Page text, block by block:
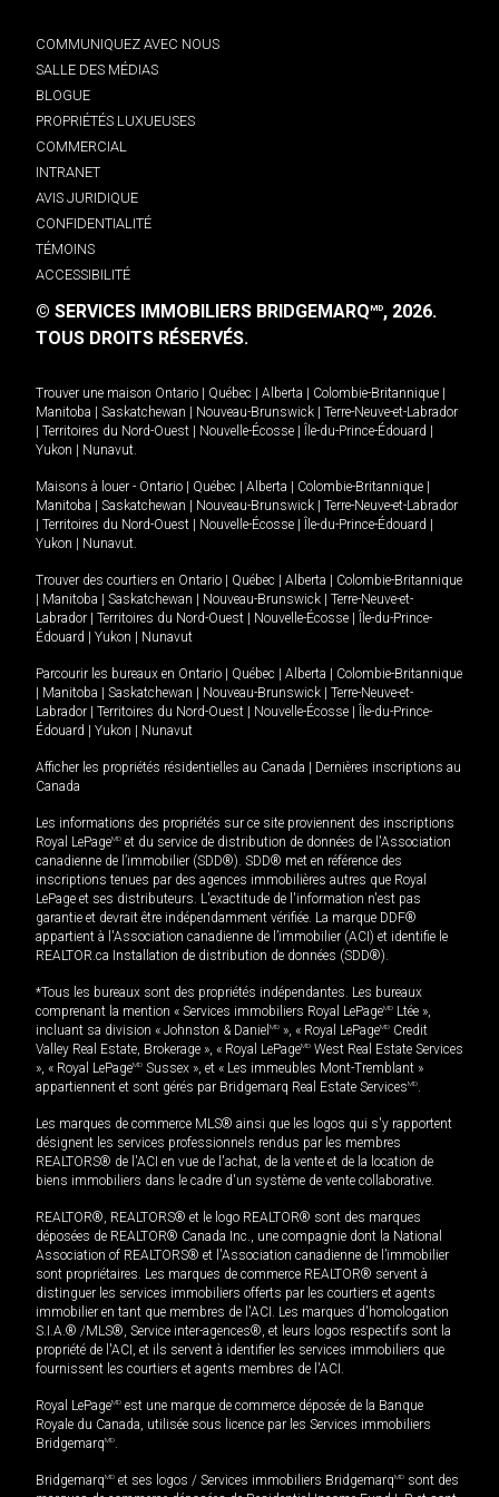
COMMUNIQUEZ AVEC NOUS
SALLE DES MÉDIAS
BLOGUE
PROPRIÉTÉS LUXUEUSES
COMMERCIAL
INTRANET
AVIS JURIDIQUE
CONFIDENTIALITÉ
TÉMOINS
ACCESSIBILITÉ
© SERVICES IMMOBILIERS BRIDGEMARQMD, 2026.
TOUS DROITS RÉSERVÉS.
Trouver une maison Ontario Québec Alberta Colombie-Britannique
Manitoba
Saskatchewan Nouveau-Brunswick
Terre-Neuve-et-Labrador
Territoires du Nord-Ouest Nouvelle-Écosse Île-du-Prince-Édouard
Yukon
Nunavut.
Maisons à louer - Ontario Québec Alberta Colombie-Britannique
Manitoba
Saskatchewan Nouveau-Brunswick
Terre-Neuve-et-Labrador
Territoires du Nord-Ouest Nouvelle-Écosse Île-du-Prince-Édouard
Yukon
Nunavut.
Trouver des courtiers en Ontario Québec Alberta
Colombie-Britannique
Manitoba Saskatchewan Nouveau-Brunswick
Terre-Neuve-et-
Labrador
Territoires du Nord-Ouest Nouvelle-Écosse
Île-du-Prince-
Édouard
Yukon Nunavut
Parcourir les bureaux en Ontario Québec Alberta
Colombie-Britannique
Manitoba Saskatchewan Nouveau-Brunswick
Terre-Neuve-et-
Labrador
Territoires du Nord-Ouest Nouvelle-Écosse
Île-du-Prince-
Édouard
Yukon Nunavut
Afficher les propriétés résidentielles au Canada
Dernières inscriptions au
Canada
Les informations des propriétés sur ce site proviennent des inscriptions
Royal LePageMD et du service de distribution de données de l'Association
canadienne de l’immobilier (SDD®). SDD® met en référence des
inscriptions tenues par des agences immobilières autres que Royal
LePage et ses distributeurs. L'exactitude de l'information n'est pas
garantie et devrait être indépendamment vérifiée. La marque DDF®
appartient à l'Association canadienne de l’immobilier (ACI) et identifie le
REALTOR.ca Installation de distribution de données (SDD®).
*Tous les bureaux sont des propriétés indépendantes. Les bureaux
comprenant la mention « Services immobiliers Royal LePageMD Ltée »,
incluant sa division « Johnston & Daniel MD », « Royal LePageMD Credit
Valley Real Estate, Brokerage », « Royal LePageMD West Real Estate Services
», « Royal LePageMD Sussex », et « Les immeubles Mont-Tremblant »
appartiennent et sont gérés par Bridgemarq Real Estate ServicesMD.
Les marques de commerce MLS® ainsi que les logos qui s'y rapportent
désignent les services professionnels rendus par les membres
REALTORS® de l'ACI en vue de l'achat, de la vente et de la location de
biens immobiliers dans le cadre d'un système de vente collaborative.
REALTOR®, REALTORS® et le logo REALTOR® sont des marques
déposées de REALTOR® Canada Inc., une compagnie dont la National
Association of REALTORS® et l'Association canadienne de l’immobilier
sont propriétaires. Les marques de commerce REALTOR® servent à
distinguer les services immobiliers offerts par les courtiers et agents
immobilier en tant que membres de l'ACI. Les marques d'homologation
S.I.A.® /MLS®, Service inter-agences®, et leurs logos respectifs sont la
propriété de l'ACI, et ils servent à identifier les services immobiliers que
fournissent les courtiers et agents membres de l'ACI.
Royal LePageMD est une marque de commerce déposée de la Banque
Royale du Canada, utilisée sous licence par les Services immobiliers
BridgemarqMD.
BridgemarqMD et ses logos / Services immobiliers BridgemarqMD sont des